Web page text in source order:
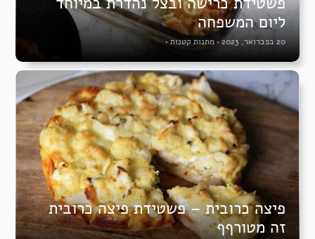
ליום המשפחה
20 בפברואר, 2023 •מתנות קטנות •
פיצה כרובית – פשטידת פיצה כרובית
זה מטורףף